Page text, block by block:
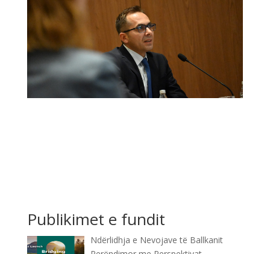
Publikimet e fundit
Ndërlidhja e Nevojave të Ballkanit